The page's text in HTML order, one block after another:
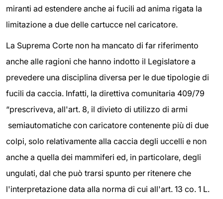
miranti ad estendere anche ai fucili ad anima rigata la
limitazione a due delle cartucce nel caricatore.
La Suprema Corte non ha mancato di far riferimento
anche alle ragioni che hanno indotto il Legislatore a
prevedere una disciplina diversa per le due tipologie di
fucili da caccia. Infatti, la direttiva comunitaria 409/79
“prescriveva, all'art. 8, il divieto di utilizzo di armi
semiautomatiche con caricatore contenente più di due
colpi, solo relativamente alla caccia degli uccelli e non
anche a quella dei mammiferi ed, in particolare, degli
ungulati, dal che può trarsi spunto per ritenere che
l'interpretazione data alla norma di cui all'art. 13 co. 1 L.